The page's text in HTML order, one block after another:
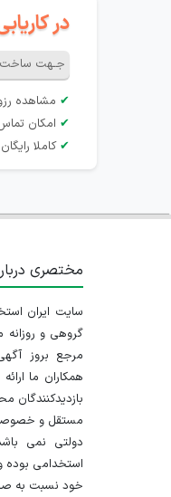
در
جـهت ساخت
✔ مشاهده
✔ امکان
✔ کاملا رایگان
مختصری
گروهی و
مرجع بروز
همکاران ما
بازدیدکنندگان
مستقل و خصوصی
دولتی نمی
استخدامی بوده
خود نسبت به